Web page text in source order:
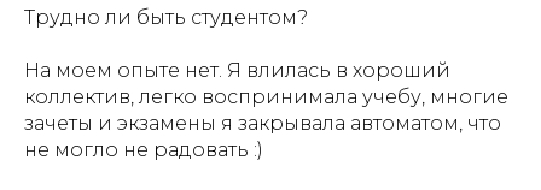
Трудно ли быть студентом?
На моем опыте нет. Я влилась в хороший
коллектив, легко воспринимала учебу, многие
зачеты и экзамены я закрывала автоматом, что
не могло не радовать :)